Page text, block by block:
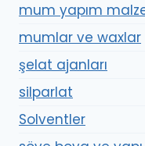
mum yapım
mumlar ve waxlar
şelat ajanları
silparlat
Solventler